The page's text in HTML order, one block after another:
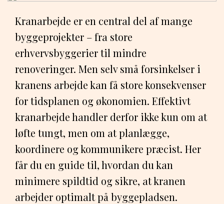
Kranarbejde er en central del af mange
byggeprojekter – fra store
erhvervsbyggerier til mindre
renoveringer. Men selv små forsinkelser i
kranens arbejde kan få store konsekvenser
for tidsplanen og økonomien. Effektivt
kranarbejde handler derfor ikke kun om at
løfte tungt, men om at planlægge,
koordinere og kommunikere præcist. Her
får du en guide til, hvordan du kan
minimere spildtid og sikre, at kranen
arbejder optimalt på byggepladsen.